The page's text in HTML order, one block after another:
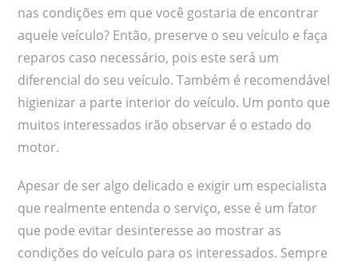
nas condições em que você gostaria de encontrar
aquele veículo? Então, preserve o seu veículo e faça
reparos caso necessário, pois este será um
diferencial do seu veículo. Também é recomendável
higienizar a parte interior do veículo. Um ponto que
muitos interessados irão observar é o estado do
motor.
Apesar de ser algo delicado e exigir um especialista
que realmente entenda o serviço, esse é um fator
que pode evitar desinteresse ao mostrar as
condições do veículo para os interessados. Sempre